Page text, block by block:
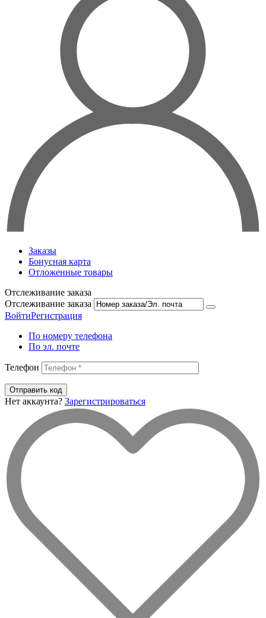
Заказы
Бонусная карта
Отложенные товары
Отслеживание заказа
Отслеживание заказа
ВойтиРегистрация
По номеру телефона
По эл. почте
Телефон
Отправить код
Нет аккаунта? Зарегистрироваться